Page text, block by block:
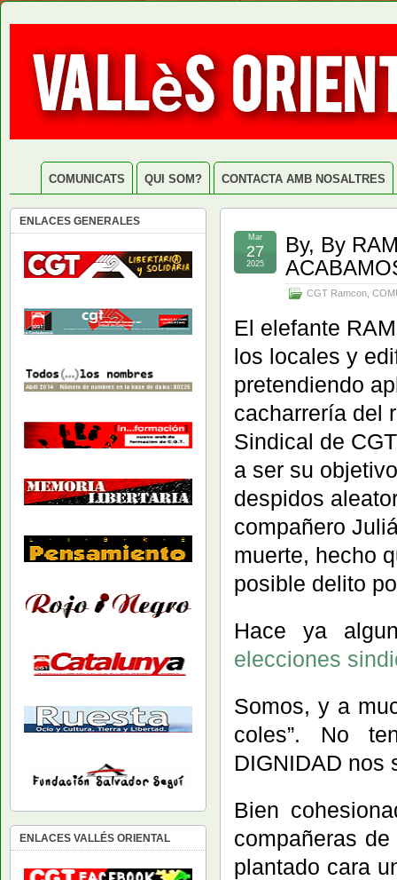
COMUNICATS QUI SOM? CONTACTA AMB NOSALTRES
By, By
CGT Ramcon
Mar
27
2025
El elefante
los locales y
pretendiendo
cacharrería del
Sindical de
a ser su
despidos
compañero
muerte, hecho
posible delito
Hace ya
elecciones
Somos, y a
coles”. No
DIGNIDAD nos
Bien
compañeras
plantado cara
ENLACES GENERALES
ENLACES VALLÉS ORIENTAL